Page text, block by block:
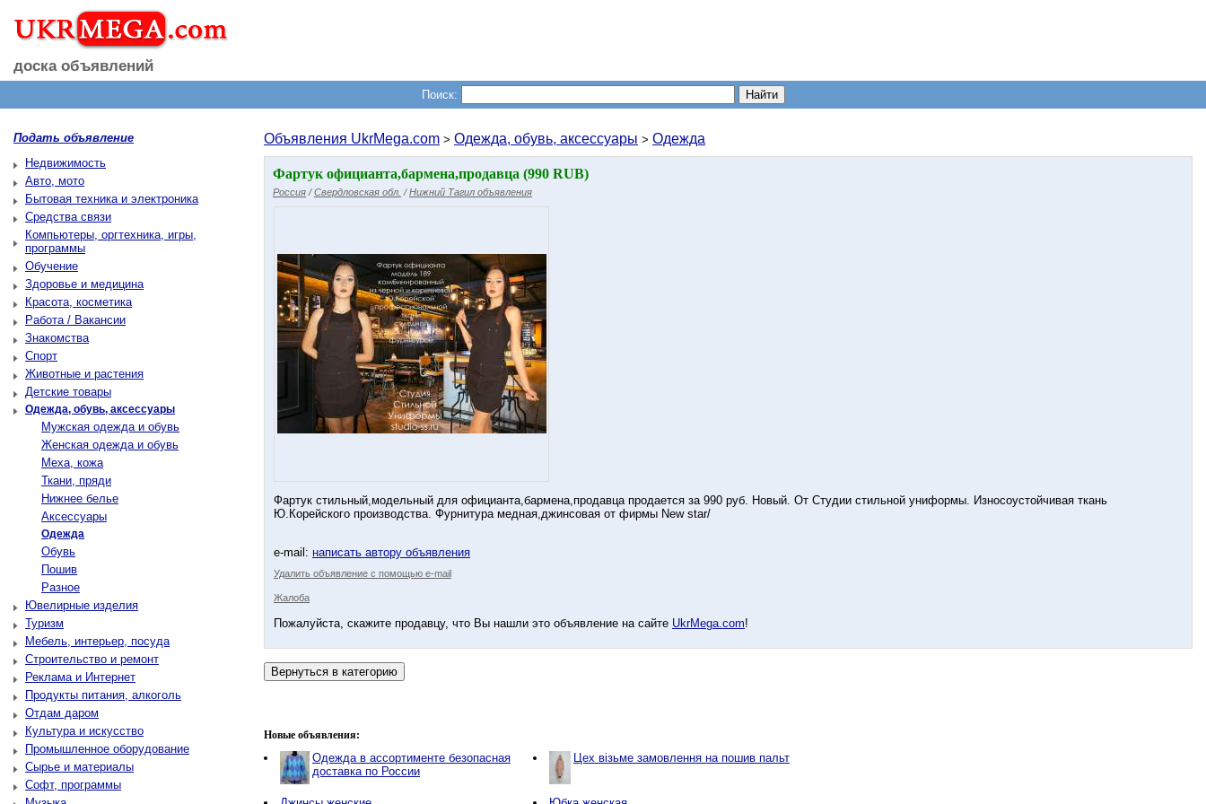
доска объявлений
Поиск:
Подать объявление
Недвижимость
Авто, мото
Бытовая техника и электроника
Средства связи
Компьютеры, оргтехника, игры,
программы
Обучение
Здоровье и медицина
Красота, косметика
Работа / Вакансии
Знакомства
Спорт
Животные и растения
Детские товары
Одежда, обувь, аксессуары
Мужская одежда и обувь
Женская одежда и обувь
Меха, кожа
Ткани, пряди
Нижнее белье
Аксессуары
Одежда
Обувь
Пошив
Разное
Ювелирные изделия
Туризм
Мебель, интерьер, посуда
Строительство и ремонт
Реклама и Интернет
Продукты питания, алкоголь
Отдам даром
Культура и искусство
Промышленное оборудование
Сырье и материалы
Софт, программы
Объявления UkrMega.com > Одежда, обувь, аксессуары > Одежда
Фартук официанта,бармена,продавца (990 RUB)
Россия /Свердловская обл. /Нижний Тагил объявления
Фартук стильный,модельный для официанта,бармена,продавца продается за 990 руб. Новый. От Студии стильной униформы. Износоустойчивая ткань
Ю.Корейского производства. Фурнитура медная,джинсовая от фирмы New star/
e-mail: написать автору объявления
Удалить объявление с помощью e-mail
Жалоба
Пожалуйста, скажите продавцу, что Вы нашли это объявление на сайте UkrMega.com!
Новые объявления:
Одежда в ассортименте безопасная
доставка по России
Цех візьме замовлення на пошив пальт